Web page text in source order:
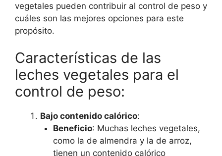
vegetales pueden contribuir al control de peso y
cuáles son las mejores opciones para este
propósito.
Características de las
leches vegetales para el
control de peso:
Bajo contenido calórico:
Beneficio: Muchas leches vegetales,
como la de almendra y la de arroz,
tienen un contenido calórico